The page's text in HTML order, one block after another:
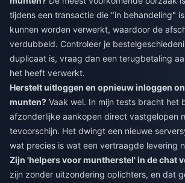
tijdens een transactie die "in behandeling"
kunnen worden verwerkt, waardoor de
verdubbeld. Controleer je
duplicaat is, vraag dan een terugbetaling
het heeft verwerkt.
Herstelt uitloggen en opnieuw inloggen
munten? Vaak wel. In mijn tests bracht het
afzonderlijke aankopen direct vastgelopen
tevoorschijn. Het dwingt een nieuwe
wat precies is wat een vertraagde levering
Zijn 'helpers voor muntherstel' in de chat
zijn zonder uitzondering oplichters, en dat